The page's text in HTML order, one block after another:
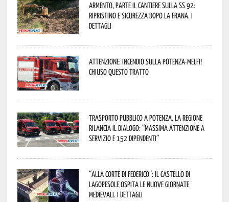
Armento, parte il cantiere sulla SS 92:
ripristino e sicurezza dopo la frana. I
dettagli
Attenzione: incendio sulla Potenza-Melfi!
Chiuso questo tratto
Trasporto pubblico a Potenza, la Regione
rilancia il dialogo: “Massima attenzione a
servizio e 152 dipendenti”
“Alla corte di Federico”: il Castello di
Lagopesole ospita le nuove Giornate
Medievali. I dettagli